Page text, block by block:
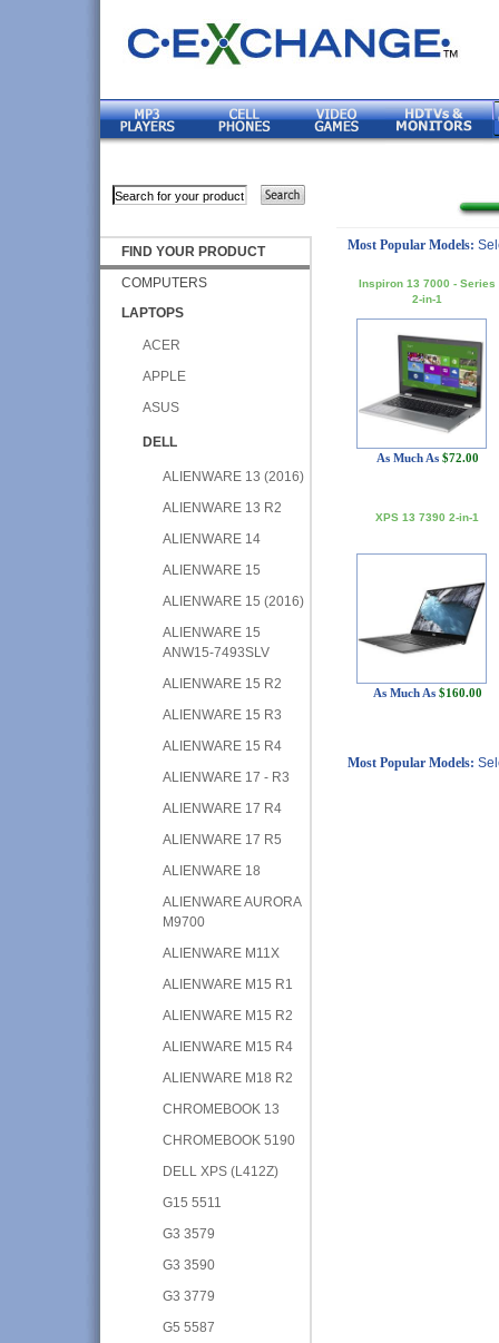
FIND YOUR PRODUCT
COMPUTERS
LAPTOPS
ACER
APPLE
ASUS
DELL
ALIENWARE 13 (2016)
ALIENWARE 13 R2
ALIENWARE 14
ALIENWARE 15
ALIENWARE 15 (2016)
ALIENWARE 15
ANW15-7493SLV
ALIENWARE 15 R2
ALIENWARE 15 R3
ALIENWARE 15 R4
ALIENWARE 17 - R3
ALIENWARE 17 R4
ALIENWARE 17 R5
ALIENWARE 18
ALIENWARE AURORA
M9700
ALIENWARE M11X
ALIENWARE M15 R1
ALIENWARE M15 R2
ALIENWARE M15 R4
ALIENWARE M18 R2
CHROMEBOOK 13
CHROMEBOOK 5190
DELL XPS (L412Z)
G15 5511
G3 3579
G3 3590
G3 3779
G5 5587
Most Popular Models:
Inspiron 13 7000 - Series
2-in-1
As Much As $72.00
XPS 13 7390 2-in-1
As Much As $160.00
Most Popular Models: